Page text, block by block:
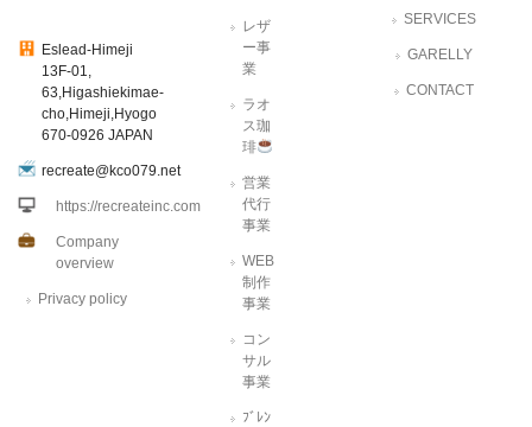
Eslead-Himeji
13F-01,
63,Higashiekimae-
cho,Himeji,Hyogo
670-0926 JAPAN
recreate@kco079.net
https://recreateinc.com
Company
overview
Privacy policy
レザ
ー事
業
ラオ
ス珈
琲
営業
代行
事業
WEB
制作
事業
コン
サル
事業
ﾌﾞﾚﾝ
SERVICES
GARELLY
CONTACT